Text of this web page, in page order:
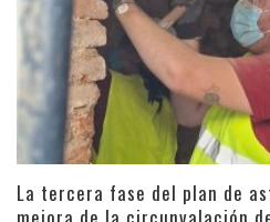
La tercera fase del plan de